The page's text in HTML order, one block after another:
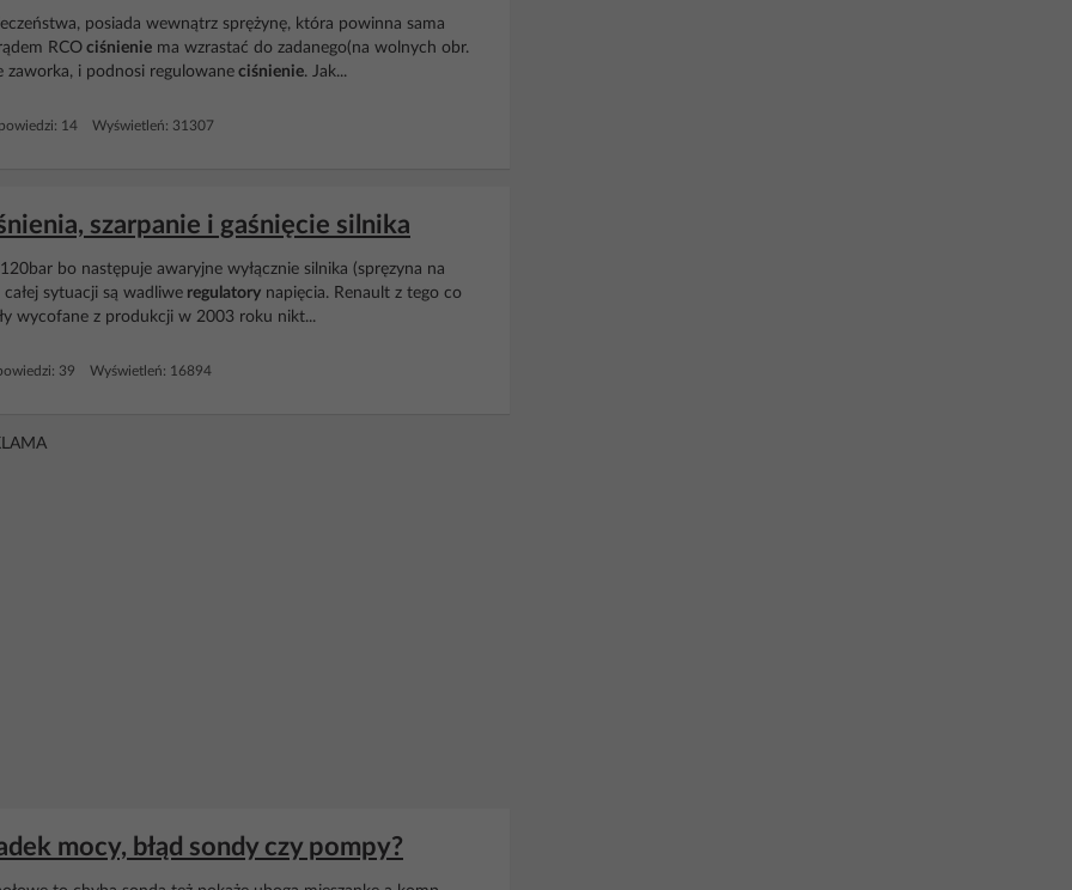
posiada wewnątrz sprężynę, która powinna sama
RCO ciśnienie ma wzrastać do zadanego(na wolnych obr.
zaworka, i podnosi regulowane ciśnienie. Jak...
14 Wyświetleń: 31307
szarpanie i gaśnięcie silnika
bo następuje awaryjne wyłącznie silnika (spręzyna na
sytuacji są wadliwe regulatory napięcia. Renault z tego co
wycofane z produkcji w 2003 roku nikt...
39 Wyświetleń: 16894
mocy, błąd sondy czy pompy?